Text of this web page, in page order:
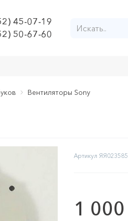
45-07-19
50-67-60
Вентиляторы Sony
Артикул ЯЯ023585
1 000